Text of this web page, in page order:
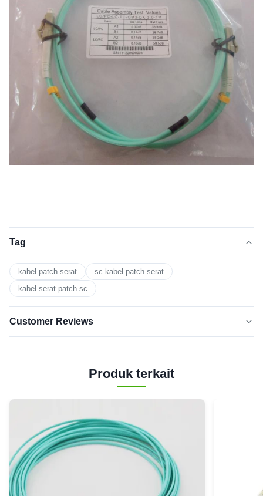
Tag
kabel patch serat
sc kabel patch serat
kabel serat patch sc
Customer Reviews
5
Bintang
Bintang
2
1
bintang
Produk terkait